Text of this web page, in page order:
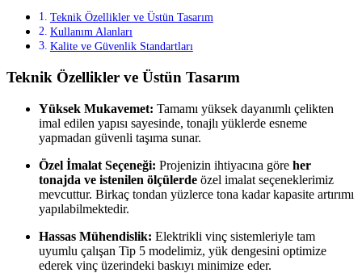
Teknik Özellikler ve Üstün Tasarım
Kullanım Alanları
Kalite ve Güvenlik Standartları
Teknik Özellikler ve Üstün Tasarım
Yüksek Mukavemet: Tamamı yüksek dayanımlı çelikten
imal edilen yapısı sayesinde, tonajlı yüklerde esneme
yapmadan güvenli taşıma sunar.
Özel İmalat Seçeneği: Projenizin ihtiyacına göre her
tonajda ve istenilen ölçülerde özel imalat seçeneklerimiz
mevcuttur. Birkaç tondan yüzlerce tona kadar kapasite artırımı
yapılabilmektedir.
Hassas Mühendislik: Elektrikli vinç sistemleriyle tam
uyumlu çalışan Tip 5 modelimiz, yük dengesini optimize
ederek vinç üzerindeki baskıyı minimize eder.